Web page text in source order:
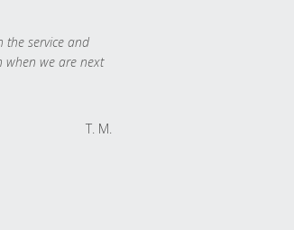
the service and
when we are next
T. M.